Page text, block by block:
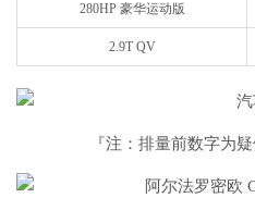
280HP 豪华运动版
2.9T QV
『注：排量前数字为